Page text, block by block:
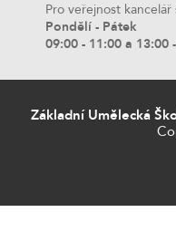
Pro veřejnost
Pondělí - Pátek
09:00 - 11:00 a 13:00
Základní Umělecká